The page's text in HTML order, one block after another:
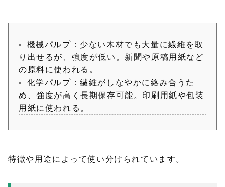
機械パルプ：少ない木材でも大量に繊維を取
り出せるが、強度が低い。新聞や原稿用紙など
の原料に使われる。
化学パルプ：繊維がしなやかに絡み合うた
め、強度が高く長期保存可能。印刷用紙や包装
用紙に使われる。
特徴や用途によって使い分けられています。